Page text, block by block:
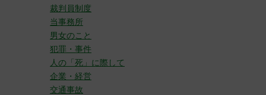
裁判員制度
当事務所
男女のこと
犯罪・事件
人の「死」に際して
企業・経営
交通事故